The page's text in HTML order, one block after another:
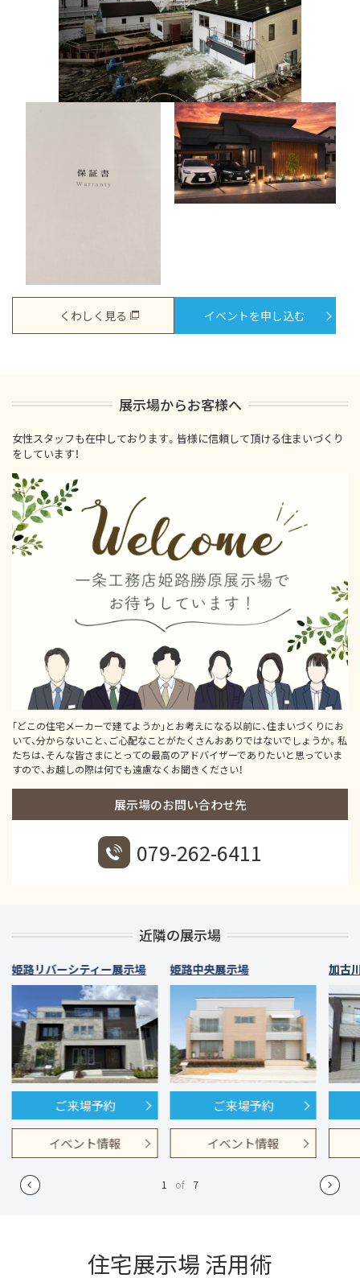
くわしく見る イベントを申し込む
展示場からお客様へ
女性スタッフも在中しております。皆様に信頼して頂ける住まいづくり
をしています！
｢どこの住宅メーカーで建てようか｣とお考えになる以前に、住まいづくりにお
いて、分からないこと、ご心配なことがたくさんおありではないでしょうか。私
たちは、そんな皆さまにとっての最高のアドバイザーでありたいと思っていま
すので、お越しの際は何でも遠慮なくお聞きください！
展示場のお問い合わせ先
079-262-6411
近隣の展示場
姫路リバーシティー展示場
ご来場予約
イベント情報
姫路中央展示場
ご来場予約
イベント情報
加古
1 of 7
住宅展示場 活用術